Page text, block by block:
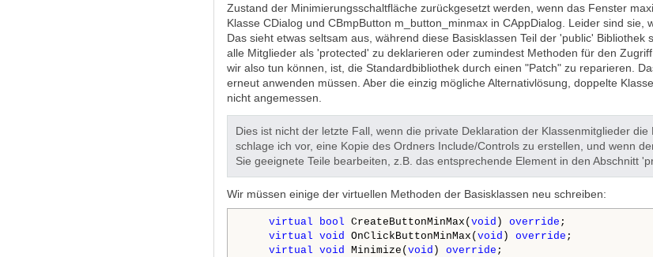
Zustand der Minimierungsschaltfläche zurückgesetzt werden, wenn das Fenster
Klasse CDialog und CBmpButton m_button_minmax in CAppDialog. Leider sind
Das sieht etwas seltsam aus, während diese Basisklassen Teil der 'public'
alle Mitglieder als 'protected' zu deklarieren oder zumindest Methoden für den
wir also tun können, ist, die Standardbibliothek durch einen "Patch" zu reparieren.
erneut anwenden müssen. Aber die einzig mögliche Alternativlösung, doppelte
nicht angemessen.
Dies ist nicht der letzte Fall, wenn die private Deklaration der Klassenmitglieder
schlage ich vor, eine Kopie des Ordners Include/Controls zu erstellen, und wenn
Sie geeignete Teile bearbeiten, z.B. das entsprechende Element in den Abschnitt
Wir müssen einige der virtuellen Methoden der Basisklassen neu schreiben:
virtual bool CreateButtonMinMax( void ) override ;
virtual void OnClickButtonMinMax( void ) override ;
virtual void Minimize( void ) override ;